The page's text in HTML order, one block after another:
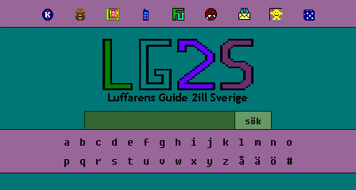
a b c d e f g h i j k l m n
o
p
q r s t u v w x y z å ä ö #